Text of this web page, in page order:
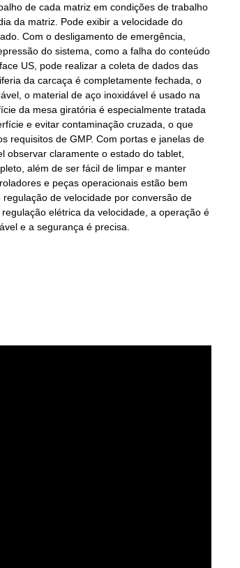
de cada matriz em condições de trabalho
da matriz. Pode exibir a velocidade do
Com o desligamento de emergência,
do sistema, como a falha do conteúdo
US, pode realizar a coleta de dados das
da carcaça é completamente fechada, o
o material de aço inoxidável é usado na
da mesa giratória é especialmente tratada
e evitar contaminação cruzada, o que
requisitos de GMP. Com portas e janelas de
observar claramente o estado do tablet,
além de ser fácil de limpar e manter
e peças operacionais estão bem
de velocidade por conversão de
elétrica da velocidade, a operação é
e a segurança é precisa.